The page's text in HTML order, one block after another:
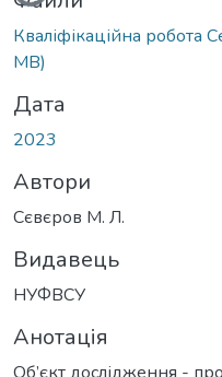
Кваліфікаційна
MB)
Дата
2023
Автори
Сєвєров М. Л.
Видавець
НУФВСУ
Анотація